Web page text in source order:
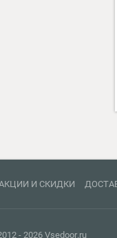
И СКИДКИ
- 2026 Vsedoor.ru